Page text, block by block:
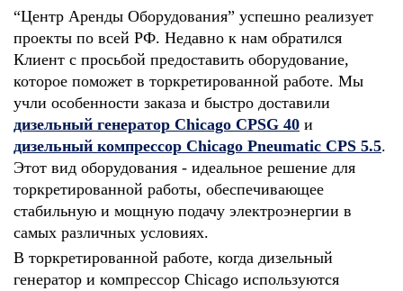
“Центр Аренды Оборудования” успешно реализует
проекты по всей РФ. Недавно к нам обратился
Клиент с просьбой предоставить оборудование,
которое поможет в торкретированной работе. Мы
учли особенности заказа и быстро доставили
дизельный генератор Chicago CPSG 40 и
дизельный компрессор Chicago Pneumatic CPS 5.5.
Этот вид оборудования - идеальное решение для
торкретированной работы, обеспечивающее
стабильную и мощную подачу электроэнергии в
самых различных условиях.
В торкретированной работе, когда дизельный
генератор и компрессор Chicago используются